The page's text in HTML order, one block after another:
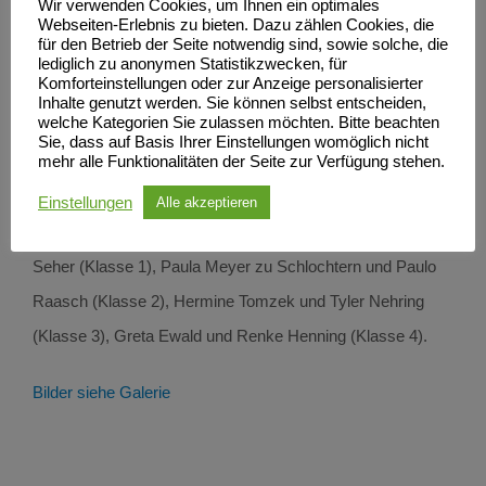
Klassen, die genau 100 Schüler an die Startlinie stellten.
Wie immer waren alle Kinder mit Feuereifer dabei und es
wurde überall um jeden Platz gekämpft.
Die meisten Schüler kamen an diesem Tag von der
Neubrandenburger Grundschule Süd, die leistungsstärkste
Schule war die Neubrandenburger Grundschule West.
Seher (Klasse 1), Paula Meyer zu Schlochtern und Paulo
Raasch (Klasse 2), Hermine Tomzek und Tyler Nehring
(Klasse 3), Greta Ewald und Renke Henning (Klasse 4).
Bilder siehe Galerie
Wir verwenden Cookies, um Ihnen ein optimales
Webseiten-Erlebnis zu bieten. Dazu zählen Cookies, die
für den Betrieb der Seite notwendig sind, sowie solche, die
lediglich zu anonymen Statistikzwecken, für
Komforteinstellungen oder zur Anzeige personalisierter
Inhalte genutzt werden. Sie können selbst entscheiden,
welche Kategorien Sie zulassen möchten. Bitte beachten
Sie, dass auf Basis Ihrer Einstellungen womöglich nicht
mehr alle Funktionalitäten der Seite zur Verfügung stehen.
Einstellungen Alle akzeptieren